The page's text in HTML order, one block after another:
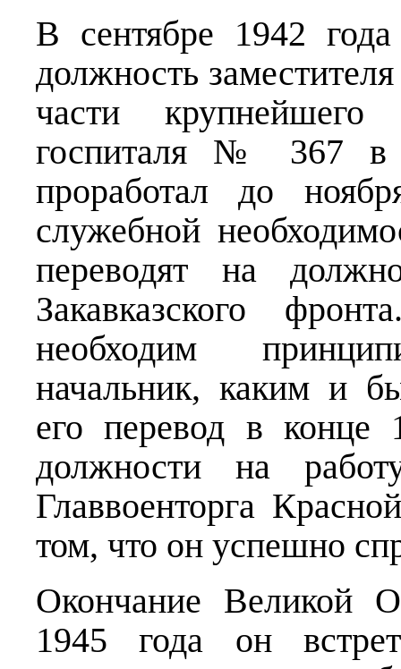
В сентябре 1942
должность
части
госпиталя № 367 в
проработал до
служебной
переводят на
Закавказского
необходим
начальник, каким и
его перевод в
должности на
Главвоенторга
том, что он успешно
Окончание Великой
1945 года он